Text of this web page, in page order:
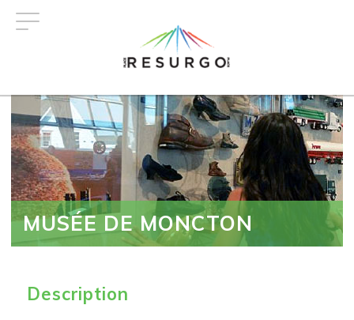
MUSÉE DE MONCTON
Description